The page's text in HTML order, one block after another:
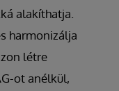
alakíthatja.
harmonizálja
létre
ot anélkül,